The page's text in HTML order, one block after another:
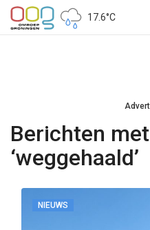
17.6°C
Berichten
‘weggehaald’
NIEUWS